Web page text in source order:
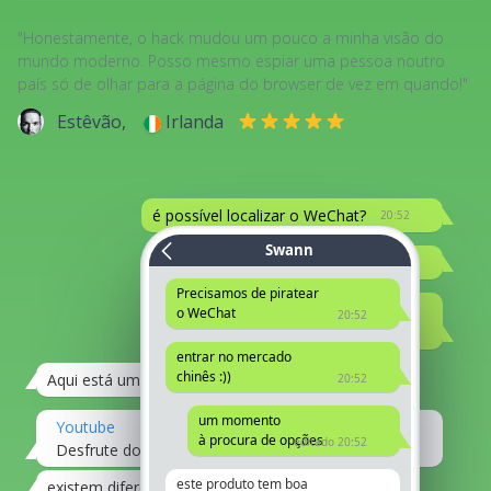
"Honestamente, o hack mudou um pouco a minha visão do
mundo moderno. Posso mesmo espiar uma pessoa noutro
país só de olhar para a página do browser de vez em quando!"
Estêvão, Irlanda
20:52
é possível localizar o WeChat?
20:52
Ou talvez conheças alguém.
editado 20:52
Experimente isto
21:04
Aqui está um vídeo
20:07
Youtube
Desfrute dos vídeos e da música que adora
21:08
Swann
20:52
Precisamos de piratear
o WeChat
20:52
entrar no mercado
chinês :))
editado 20:52
um momento
à procura de opções
este produto tem boa